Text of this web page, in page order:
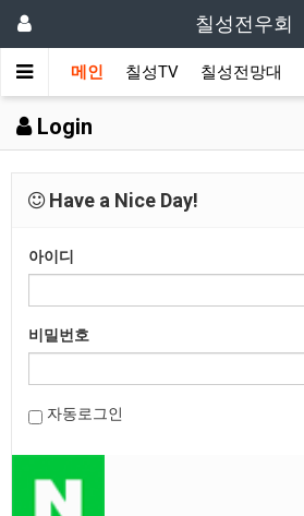
칠성전우회
메인 칠성TV 칠성전망대
Login
Have a Nice Day!
아이디
비밀번호
자동로그인